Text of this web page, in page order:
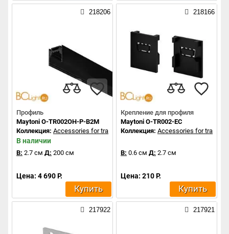
218206
Профиль
Maytoni O-TR002OH-P-B2M
Коллекция: Accessories for tracks Exility
В наличии
В: 2.7 см Д: 200 см
Цена: 4 690 Р.
Купить
218166
Крепление для профиля
Maytoni O-TR002-EC
Коллекция: Accessories for tracks
В: 0.6 см Д: 2.7 см
Цена: 210 Р.
Купить
217922 217921